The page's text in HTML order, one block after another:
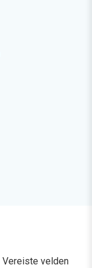
Vereiste velden